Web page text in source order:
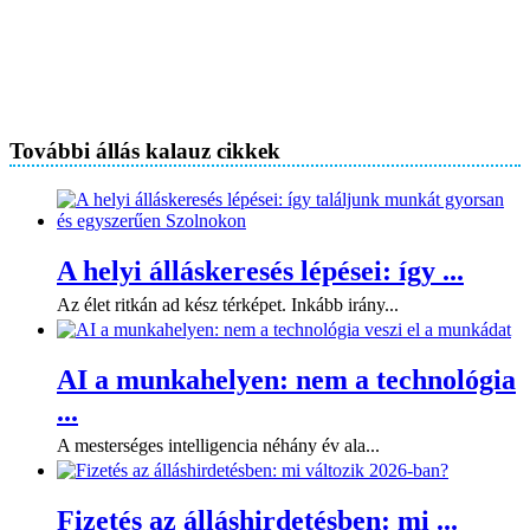
További állás kalauz cikkek
A helyi álláskeresés lépései: így ...
Az élet ritkán ad kész térképet. Inkább irány...
AI a munkahelyen: nem a technológia
...
A mesterséges intelligencia néhány év ala...
Fizetés az álláshirdetésben: mi ...